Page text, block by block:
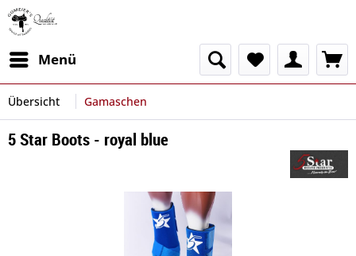
Menü
Übersicht Gamaschen
5 Star Boots - royal blue